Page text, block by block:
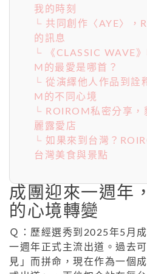
我的時刻
└ 共同創作〈AYE〉，
的訊息
└ 《CLASSIC WAVE
M的最愛是哪首？
└ 從演繹他人作品到詮
M的不同心境
└ ROIROM私密分享，
麗露愛店
└ 如果來到台灣？
台灣美食與景點
成團迎來一週年
的心境轉變
Ｑ：歷經選秀到2025年5月
一週年正式主流出道。過去
見」而拼命，現在作為一個